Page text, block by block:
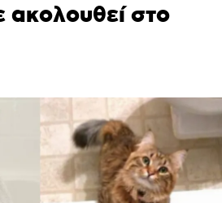
ακολουθεί στο